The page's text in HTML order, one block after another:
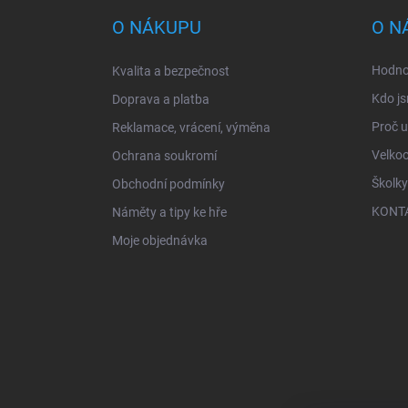
O NÁKUPU
Kvalita a bezpečnost
Doprava a platba
Reklamace, vrácení, výměna
Ochrana soukromí
Obchodní podmínky
Náměty a tipy ke hře
Moje objednávka
O
Kdo
Proč